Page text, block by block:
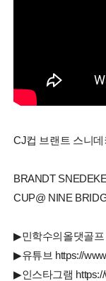
CJ컵 브랜트 스니
BRANDT
CUP@ NINE
▶민학수의올댓골프
▶유튜브 https://
▶인스타그램 https://